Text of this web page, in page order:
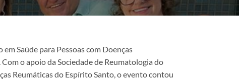
Saúde para Pessoas com Doenças
o apoio da Sociedade de Reumatologia do
Reumáticas do Espírito Santo, o evento contou